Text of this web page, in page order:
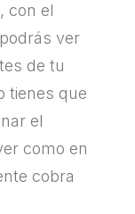
con el
ver
de tu
tienes que
el
como en
cobra